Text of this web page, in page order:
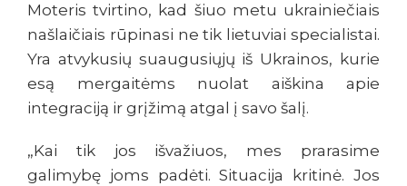
Moteris tvirtino, kad šiuo metu ukrainiečiais
našlaičiais rūpinasi ne tik lietuviai specialistai.
Yra atvykusių suaugusiųjų iš Ukrainos, kurie
esą mergaitėms nuolat aiškina apie
integraciją ir grįžimą atgal į savo šalį.
„Kai tik jos išvažiuos, mes prarasime
galimybę joms padėti. Situacija kritinė. Jos